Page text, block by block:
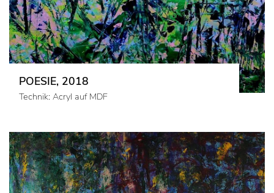
POESIE, 2018
Technik: Acryl auf MDF